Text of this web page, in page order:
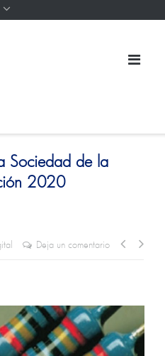
Sociedad de la
2020
Deja un comentario